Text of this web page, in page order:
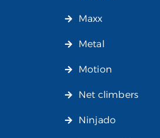
Maxx
Metal
Motion
Net climbers
Ninjado